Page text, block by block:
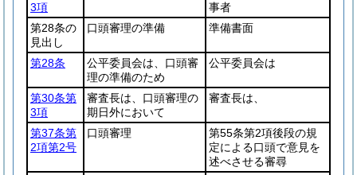
3項
事者
第28条の
見出し
口頭審理の準備 準備書面
第28条
公平委員会は、口頭審
理の準備のため
公平委員会は
第30条第
3項
審査長は、口頭審理の
期日外において
審査長は、
第37条第
2項第2号
口頭審理
第55条第2項後段の規
定による口頭で意見を
述べさせる審尋